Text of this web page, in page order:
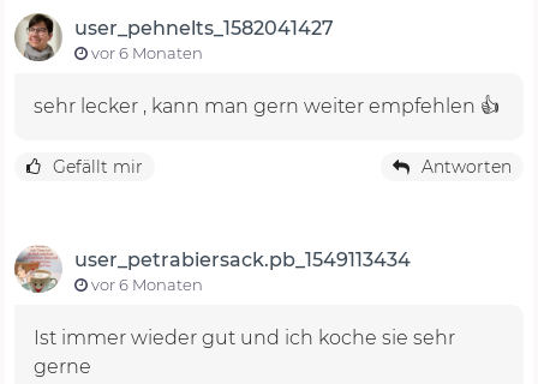
user_pehnelts_1582041427
vor 6 Monaten
sehr lecker , kann man gern weiter empfehlen 👍
Gefällt mir Antworten
user_petrabiersack.pb_1549113434
vor 6 Monaten
Ist immer wieder gut und ich koche sie sehr
gerne